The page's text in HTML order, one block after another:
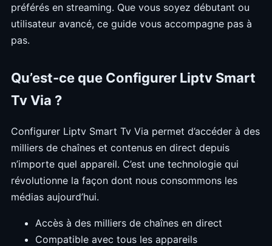
préférés en streaming. Que vous soyez débutant ou
utilisateur avancé, ce guide vous accompagne pas à
pas.
Qu’est-ce que Configurer Liptv Smart
Tv Via ?
Configurer Liptv Smart Tv Via permet d’accéder à des
milliers de chaînes et contenus en direct depuis
n’importe quel appareil. C’est une technologie qui
révolutionne la façon dont nous consommons les
médias aujourd’hui.
Accès à des milliers de chaînes en direct
Compatible avec tous les appareils